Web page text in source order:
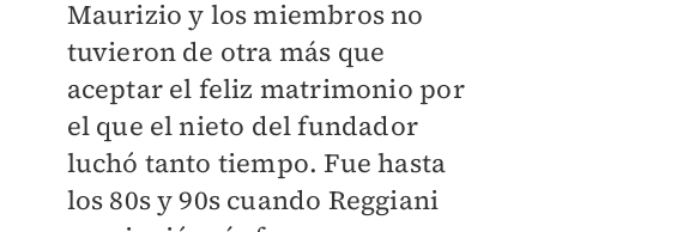
Maurizio y los miembros no
tuvieron de otra más que
aceptar el feliz matrimonio por
el que el nieto del fundador
luchó tanto tiempo. ​Fue hasta
los 80s y 90s cuando Reggiani